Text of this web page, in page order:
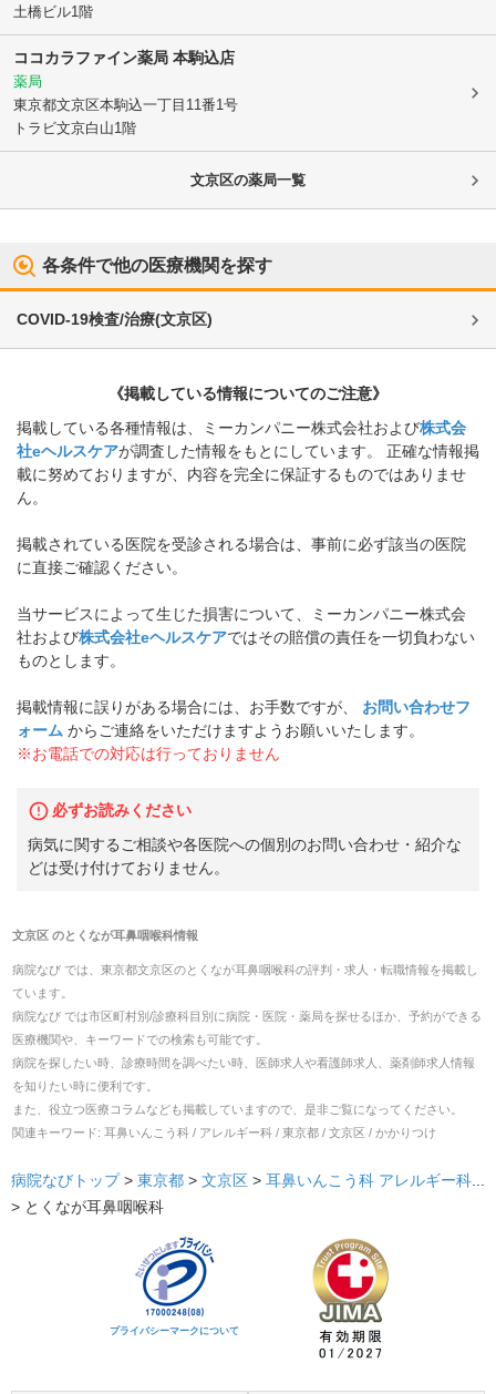
土橋ビル1階
ココカラファイン薬局 本駒込店
薬局
東京都文京区本駒込一丁目11番1号
トラビ文京白山1階
文京区の薬局一覧
各条件で他の医療機関を探す
COVID-19検査/治療(文京区)
《掲載している情報についてのご注意》
掲載している各種情報は、ミーカンパニー株式会社および株式会
社eヘルスケアが調査した情報をもとにしています。 正確な情報掲
載に努めておりますが、内容を完全に保証するものではありませ
ん。
掲載されている医院を受診される場合は、事前に必ず該当の医院
に直接ご確認ください。
当サービスによって生じた損害について、ミーカンパニー株式会
社および株式会社eヘルスケアではその賠償の責任を一切負わない
ものとします。
掲載情報に誤りがある場合には、お手数ですが、
お問い合わせフ
ォーム からご連絡をいただけますようお願いいたします。
※お電話での対応は行っておりません
必ずお読みください
病気に関するご相談や各医院への個別のお問い合わせ・紹介な
どは受け付けておりません。
文京区のとくなが耳鼻咽喉科情報
病院なび では、 東京都文京区のとくなが耳鼻咽喉科の評判・求人・転職情報を掲載し
ています。
病院なび では市区町村別/診療科目別に病院・医院・薬局を探せるほか、予約ができる
医療機関や、キーワードでの検索も可能です。
病院を探したい時、診療時間を調べたい時、医師求人や看護師求人、薬剤師求人情報
を知りたい時に便利です。
また、役立つ医療コラムなども掲載していますので、是非ご覧になってください。
関連キーワード: 耳鼻いんこう科 / アレルギー科 / 東京都 / 文京区 / かかりつけ
病院なびトップ > 東京都 > 文京区 > 耳鼻いんこう科 アレルギー科...
> とくなが耳鼻咽喉科
プライバシーマークについて